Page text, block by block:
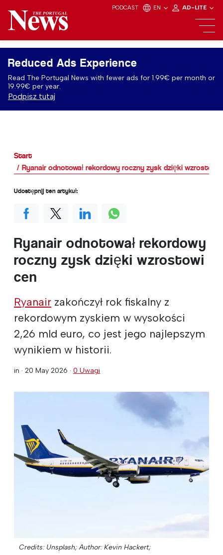
PODCAST EN AD-LITE
Reduced Ads Experience
Read The Portugal News with fewer ads for 1.99€ per month or
19.99€ per year.
Podpisz tutaj
Start
Ryanair odnotował rekordowy roczny zysk dzięki wzrostowi
Ryanair odnotował rekordowy
roczny zysk dzięki wzrostowi
cen
Ryanair zakończył rok fiskalny z
rekordowym zyskiem w wysokości
2,26 mld euro, co jest jego najlepszym
wynikiem w historii.
in · 20 May 2026 · 0 Uwagi
Credits: Unsplash; Author: Kevin Hackert;
Udostępnij ten artykuł: